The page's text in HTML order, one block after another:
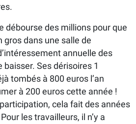
débourse des millions pour que
gros dans une salle de
annuelle des
baisser. Ses dérisoires 1
tombés à 800 euros l’an
à 200 euros cette année !
cela fait des années
les travailleurs, il n’y a